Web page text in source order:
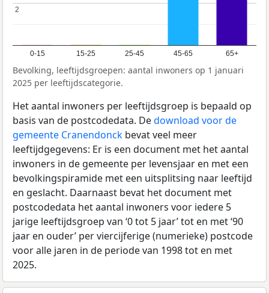
0-15 15-25 25-45 45-65 65+
2
2
Bevolking, leeftijdsgroepen: aantal inwoners op 1 januari
2025 per leeftijdscategorie.
Het aantal inwoners per leeftijdsgroep is bepaald op
basis van de postcodedata. Dedownload voor de
gemeente Cranendonck bevat veel meer
leeftijdgegevens: Er is een document met het aantal
inwoners in de gemeente per levensjaar en met een
bevolkingspiramide met een uitsplitsing naar leeftijd
en geslacht. Daarnaast bevat het document met
postcodedata het aantal inwoners voor iedere 5
jarige leeftijdsgroep van ‘0 tot 5 jaar’ tot en met ‘90
jaar en ouder’ per viercijferige (numerieke) postcode
voor alle jaren in de periode van 1998 tot en met
2025.